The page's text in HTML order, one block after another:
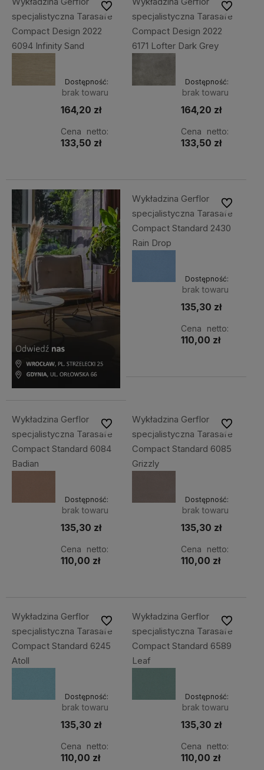
specjalistyczna Tarasafe
Compact Design 2022
6094 Infinity Sand
Dostępność:
brak towaru
164,20 zł
Cena netto:
133,50 zł
Do ulubionych
specjalistyczna Tarasafe
Compact Design 2022
6171 Lofter Dark Grey
Dostępność:
brak towaru
164,20 zł
Cena netto:
133,50 zł
Do
Wykładzina Gerflor
specjalistyczna Tarasafe
Compact Standard 2430
Rain Drop
Dostępność:
brak towaru
135,30 zł
Cena netto:
110,00 zł
Do
Wykładzina Gerflor
specjalistyczna Tarasafe
Compact Standard 6084
Badian
Dostępność:
brak towaru
135,30 zł
Cena netto:
110,00 zł
Do ulubionychWykładzina Gerflor
specjalistyczna Tarasafe
Compact Standard 6085
Grizzly
Dostępność:
brak towaru
135,30 zł
Cena netto:
110,00 zł
Do
Wykładzina Gerflor
specjalistyczna Tarasafe
Compact Standard 6245
Atoll
Dostępność:
brak towaru
135,30 zł
Cena netto:
110,00 zł
Do ulubionychWykładzina Gerflor
specjalistyczna Tarasafe
Compact Standard 6589
Leaf
Dostępność:
brak towaru
135,30 zł
Cena netto:
110,00 zł
Do